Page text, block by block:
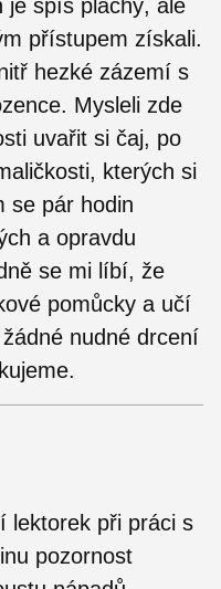
je spíš plachý, ale
přístupem získali.
hezké zázemí s
Mysleli zde
uvařit si čaj, po
kterých si
se pár hodin
a opravdu
se mi líbí, že
pomůcky a učí
nudné drcení
lektorek při práci s
pozornost